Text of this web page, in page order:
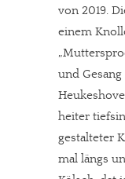
von 2019.
einem
und
heiter
gestalteter
mal längs